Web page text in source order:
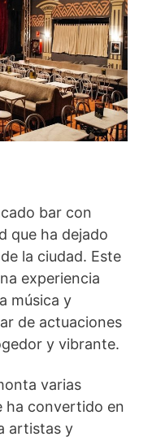
bar con
que ha dejado
la ciudad. Este
experiencia
música y
de actuaciones
y vibrante.
varias
ha convertido en
artistas y